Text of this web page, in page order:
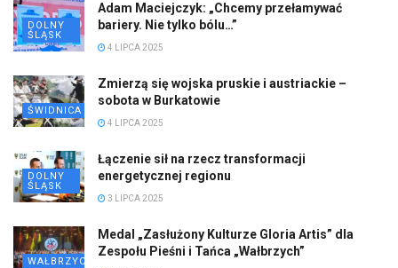
DOLNY
ŚLĄSK
Adam Maciejczyk: „Chcemy przełamywać
bariery. Nie tylko bólu…”
4 LIPCA 2025
ŚWIDNICA
Zmierzą się wojska pruskie i austriackie –
sobota w Burkatowie
4 LIPCA 2025
DOLNY
ŚLĄSK
Łączenie sił na rzecz transformacji
energetycznej regionu
3 LIPCA 2025
WAŁBRZYCH
Medal „Zasłużony Kulturze Gloria Artis” dla
Zespołu Pieśni i Tańca „Wałbrzych”